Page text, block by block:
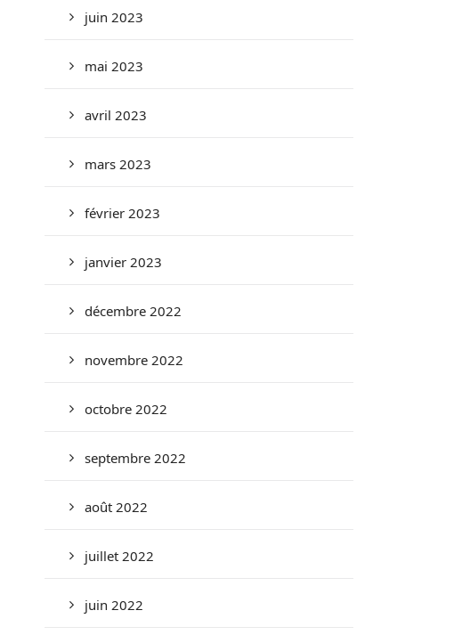
juin 2023
mai 2023
avril 2023
mars 2023
février 2023
janvier 2023
décembre 2022
novembre 2022
octobre 2022
septembre 2022
août 2022
juillet 2022
juin 2022